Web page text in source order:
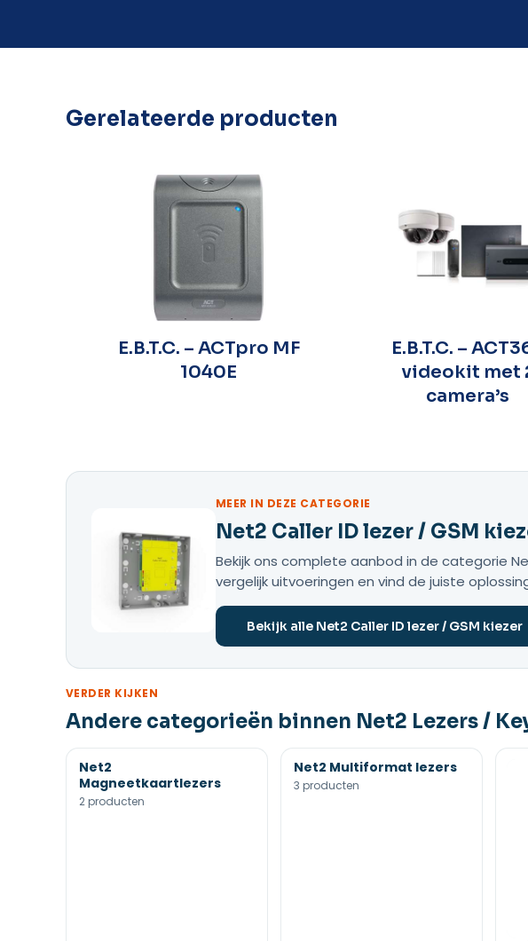
Gerelateerde producten
E.B.T.C. – ACTpro MF
1040E
E.B.T.C. –
videokit met
camera’s
MEER IN DEZE CATEGORIE
Net2 Caller ID lezer / GSM
Bekijk ons complete aanbod in de categorie
vergelijk uitvoeringen en vind de juiste
Bekijk alle Net2 Caller ID lezer / GSM kiezer
VERDER KIJKEN
Andere categorieën binnen Net2 Lezers /
Net2
Magneetkaartlezers
2 producten
Net2 Multiformat lezers
3 producten